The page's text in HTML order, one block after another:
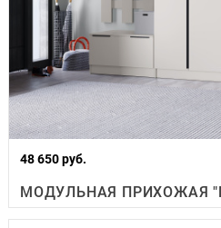
48 650 руб.
МОДУЛЬНАЯ ПРИХОЖАЯ